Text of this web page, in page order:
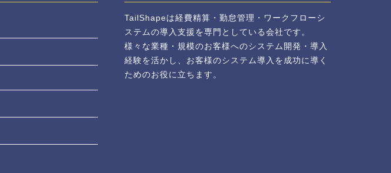
TailShapeは経費精算・勤怠管理・ワークフローシ
ステムの導入支援を専門としている会社です。
様々な業種・規模のお客様へのシステム開発・導入
経験を活かし、お客様のシステム導入を成功に導く
ためのお役に立ちます。